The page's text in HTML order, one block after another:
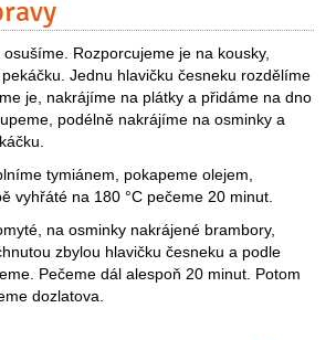
Rozporcujeme je na kousky,
Jednu hlavičku česneku rozdělíme
je, nakrájíme na plátky a přidáme na dno
podélně nakrájíme na osminky a
tymiánem, pokapeme olejem,
vyhřáté na 180 °C pečeme 20 minut.
na osminky nakrájené brambory,
zbylou hlavičku česneku a podle
Pečeme dál alespoň 20 minut. Potom
dozlatova.